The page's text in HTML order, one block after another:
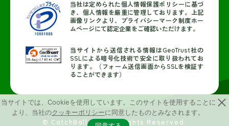
当社は定められた個人情報保護ポリシーに基づ
き、個人情報を厳重に管理しております。上記
画像リンクより、プライバシーマーク制度ホー
ムページにて認定企業をご確認いただけます。
当サイトから送信される情報はGeoTrust社の
SSLによる暗号化技術で安全に取り扱われてお
ります。（フォーム送信画面からSSLを検証す
ることができます）
© CatchBall, Inc. All Rights Reserved.
当サイトでは、Cookieを使用しています。このサイトを使用することに
より、当社のクッキーポリシーに同意したものとみなされます。